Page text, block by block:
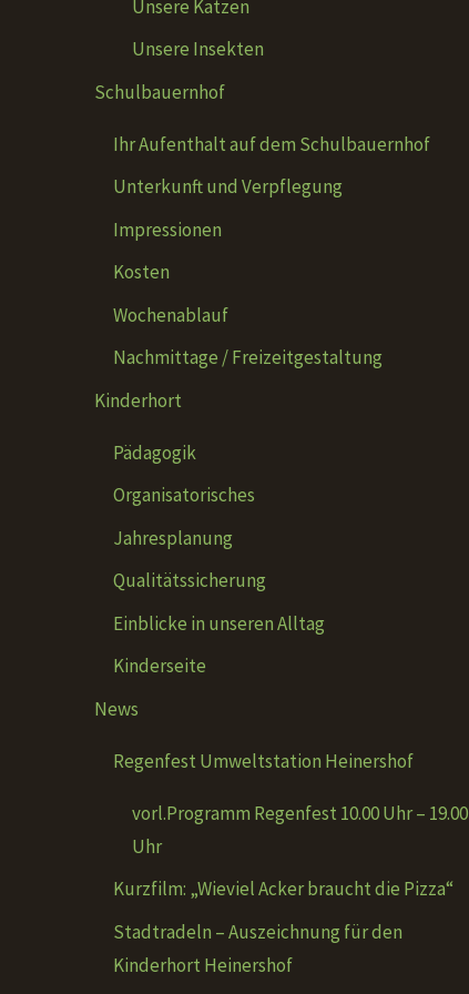
Unsere Katzen
Unsere Insekten
Schulbauernhof
Ihr Aufenthalt auf dem Schulbauernhof
Unterkunft und Verpflegung
Impressionen
Kosten
Wochenablauf
Nachmittage / Freizeitgestaltung
Kinderhort
Pädagogik
Organisatorisches
Jahresplanung
Qualitätssicherung
Einblicke in unseren Alltag
Kinderseite
News
Regenfest Umweltstation Heinershof
vorl.Programm Regenfest 10.00 Uhr – 19.00
Uhr
Kurzfilm: „Wieviel Acker braucht die Pizza“
Stadtradeln – Auszeichnung für den
Kinderhort Heinershof